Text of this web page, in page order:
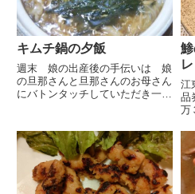
キムチ鍋の夕飯
週末 娘の出産後の手伝いは 娘
の旦那さんと旦那さんのお母さん
にバトンタッチしていただき一時
気がします夫は洗濯・掃除はマメ
ですので部屋はとても綺麗で洗濯
物もきちんと洗ってくれていま
し...
江
品
万
ッ
え